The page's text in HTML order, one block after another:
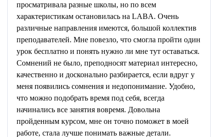
просматривала разные школы, но по всем
характеристикам остановилась на LABA. Очень
различные направления имеются, большой коллектив
преподавателей. Мне повезло, что смогла пройти один
урок бесплатно и понять нужно ли мне тут оставаться.
Сомнений не было, преподносят материал интересно,
качественно и досконально разбирается, если вдруг у
меня появились сомнения и недопонимание. Удобно,
что можно подобрать время под себя, всегда
начинались все занятия вовремя. Довольна
пройденным курсом, мне он точно поможет в моей
работе, стала лучше понимать важные детали.